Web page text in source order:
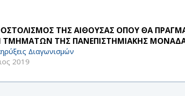
ΤΗΣ ΑΙΘΟΥΣΑΣ ΟΠΟΥ ΘΑ
ΤΗΣ ΠΑΝΕΠΙΣΤΗΜΙΑΚΗΣ
Διαγωνισμών
2019